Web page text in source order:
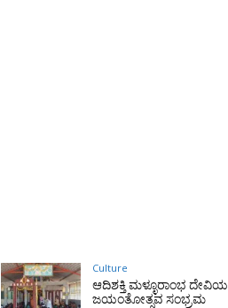
Culture
ಆದಿಶಕ್ತಿ ಮಳ್ಳೂರಾಂಭ ದೇವಿಯ
ಜಯಂತೋತ್ಸವ ಸಂಭ್ರಮ